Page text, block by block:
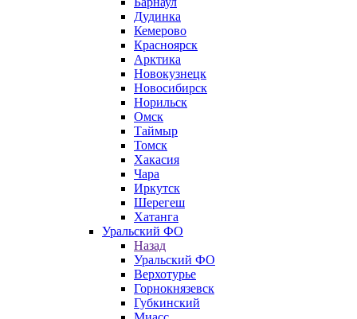
Дудинка
Кемерово
Красноярск
Арктика
Новокузнецк
Новосибирск
Норильск
Омск
Таймыр
Томск
Хакасия
Чара
Иркутск
Шерегеш
Хатанга
Уральский ФО
Назад
Уральский ФО
Верхотурье
Горнокнязевск
Губкинский